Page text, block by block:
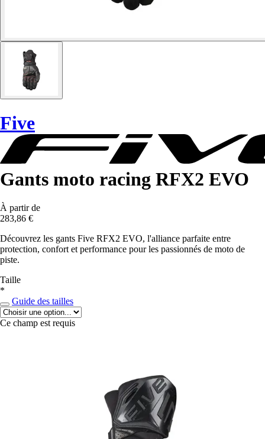
Five
Gants moto racing RFX2 EVO
À partir de
283,86 €
Découvrez les gants Five RFX2 EVO, l'alliance parfaite entre
protection, confort et performance pour les passionnés de moto de
piste.
Taille
*
Guide des tailles
Ce champ est requis